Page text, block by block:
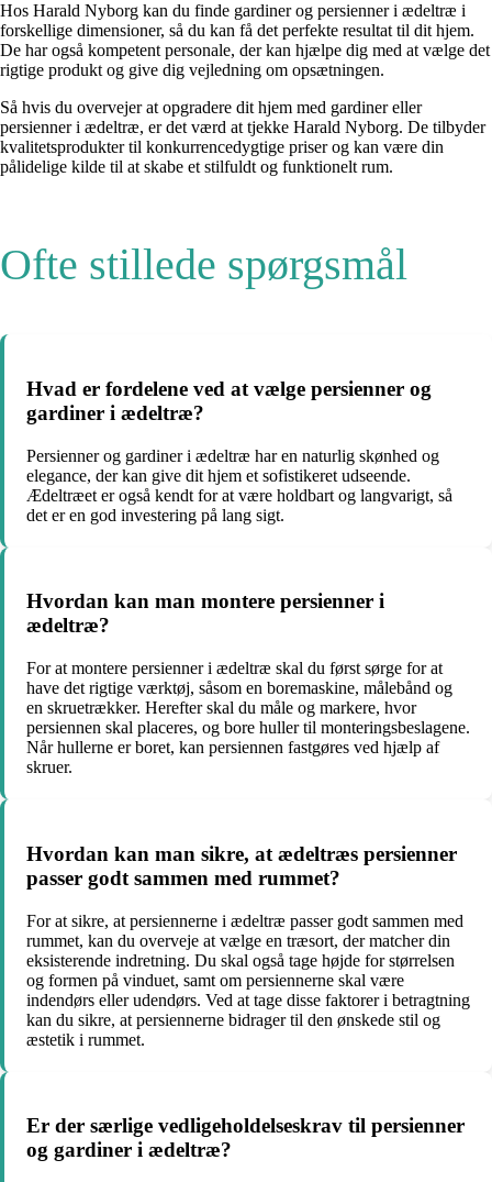
Hos Harald Nyborg kan du finde gardiner og persienner i ædeltræ i
forskellige dimensioner, så du kan få det perfekte resultat til dit hjem.
De har også kompetent personale, der kan hjælpe dig med at vælge det
rigtige produkt og give dig vejledning om opsætningen.
Så hvis du overvejer at opgradere dit hjem med gardiner eller
persienner i ædeltræ, er det værd at tjekke Harald Nyborg. De tilbyder
kvalitetsprodukter til konkurrencedygtige priser og kan være din
pålidelige kilde til at skabe et stilfuldt og funktionelt rum.
Ofte stillede spørgsmål
Hvad er fordelene ved at vælge persienner og
gardiner i ædeltræ?
Persienner og gardiner i ædeltræ har en naturlig skønhed og
elegance, der kan give dit hjem et sofistikeret udseende.
Ædeltræet er også kendt for at være holdbart og langvarigt, så
det er en god investering på lang sigt.
Hvordan kan man montere persienner i
ædeltræ?
For at montere persienner i ædeltræ skal du først sørge for at
have det rigtige værktøj, såsom en boremaskine, målebånd og
en skruetrækker. Herefter skal du måle og markere, hvor
persiennen skal placeres, og bore huller til monteringsbeslagene.
Når hullerne er boret, kan persiennen fastgøres ved hjælp af
skruer.
Hvordan kan man sikre, at ædeltræs persienner
passer godt sammen med rummet?
For at sikre, at persiennerne i ædeltræ passer godt sammen med
rummet, kan du overveje at vælge en træsort, der matcher din
eksisterende indretning. Du skal også tage højde for størrelsen
og formen på vinduet, samt om persiennerne skal være
indendørs eller udendørs. Ved at tage disse faktorer i betragtning
kan du sikre, at persiennerne bidrager til den ønskede stil og
æstetik i rummet.
Er der særlige vedligeholdelseskrav til persienner
og gardiner i ædeltræ?